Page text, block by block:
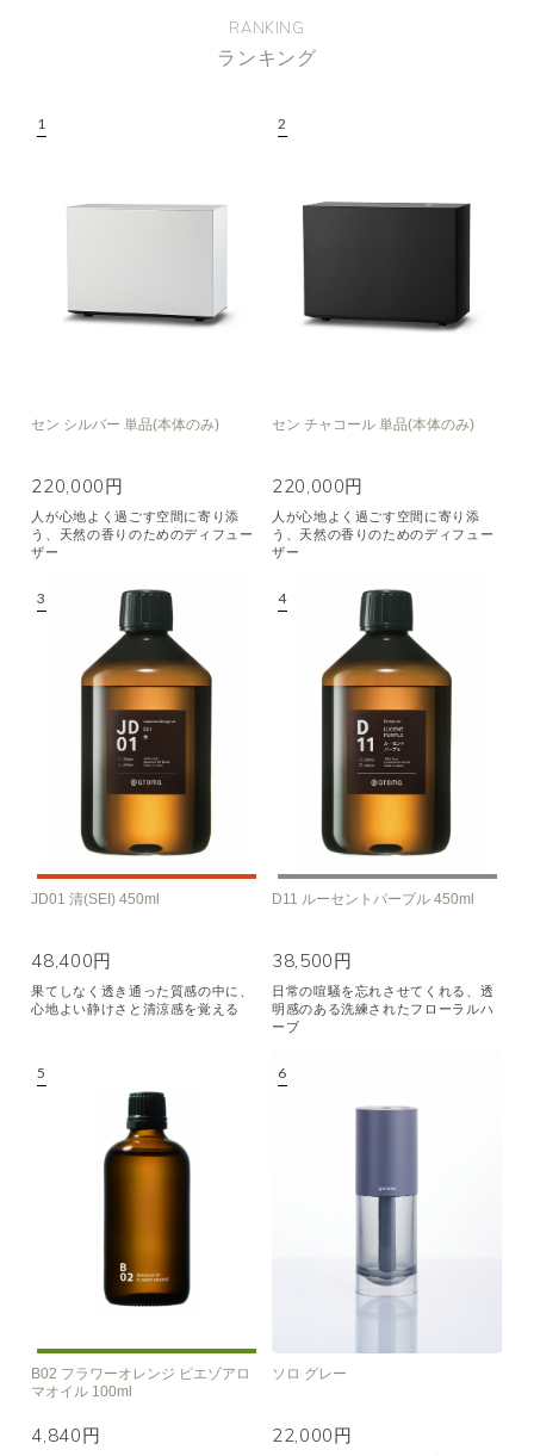
RANKING
ランキング
セン シルバー 単品(本体のみ)
220,000円
人が心地よく過ごす空間に寄り添
う、天然の香りのためのディフュー
ザー
セン チャコール 単品(本体のみ)
220,000円
人が心地よく過ごす空間に寄り添
う、天然の香りのためのディフュー
ザー
JD01 清(SEI) 450ml
48,400円
果てしなく透き通った質感の中に、
心地よい静けさと清涼感を覚える
D11 ルーセントパープル 450ml
38,500円
日常の喧騒を忘れさせてくれる、透
明感のある洗練されたフローラルハ
ーブ
B02 フラワーオレンジ ピエゾアロ
マオイル 100ml
4,840円
ソロ グレー
22,000円